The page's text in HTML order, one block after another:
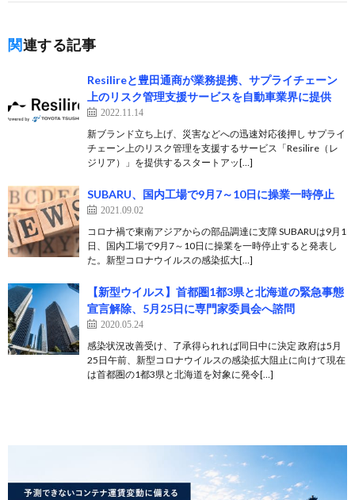
関連する記事
Resilireと豊田通商が業務提携、サプライチェーン
上のリスク管理支援サービスを自動車業界に提供
2022.11.14
新ブランド立ち上げ、災害などへの迅速対応後押し サプライ
チェーン上のリスク管理を支援するサービス「Resilire（レ
ジリア）」を提供するスタートアッ[…]
SUBARU、国内工場で9月7～10日に操業一時停止
2021.09.02
コロナ禍で東南アジアからの部品調達に支障 SUBARUは9月1
日、国内工場で9月7～10日に操業を一時停止すると発表し
た。新型コロナウイルスの感染拡大[…]
【新型ウイルス】首都圏1都3県と北海道の緊急事態
宣言解除、5月25日に専門家委員会へ諮問
2020.05.24
感染状況改善受け、了承得られれば同日中に決定 政府は5月
25日午前、新型コロナウイルスの感染拡大阻止に向けて現在
は首都圏の1都3県と北海道を対象に発令[…]